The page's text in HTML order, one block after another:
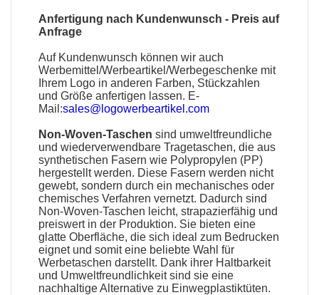
Anfertigung nach Kundenwunsch - Preis auf
Anfrage
Auf Kundenwunsch können wir auch
Werbemittel/Werbeartikel/Werbegeschenke mit
Ihrem Logo in anderen Farben, Stückzahlen
und Größe anfertigen lassen. E-
Mail:sales@logowerbeartikel.com
Non-Woven-Taschen sind umweltfreundliche
und wiederverwendbare Tragetaschen, die aus
synthetischen Fasern wie Polypropylen (PP)
hergestellt werden. Diese Fasern werden nicht
gewebt, sondern durch ein mechanisches oder
chemisches Verfahren vernetzt. Dadurch sind
Non-Woven-Taschen leicht, strapazierfähig und
preiswert in der Produktion. Sie bieten eine
glatte Oberfläche, die sich ideal zum Bedrucken
eignet und somit eine beliebte Wahl für
Werbetaschen darstellt. Dank ihrer Haltbarkeit
und Umweltfreundlichkeit sind sie eine
nachhaltige Alternative zu Einwegplastiktüten.